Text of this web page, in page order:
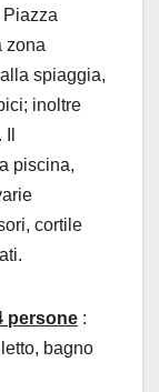
zona
spiaggia,
inoltre
piscina,
cortile
persone :
bagno